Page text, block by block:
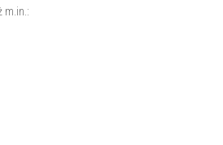
m.in.: